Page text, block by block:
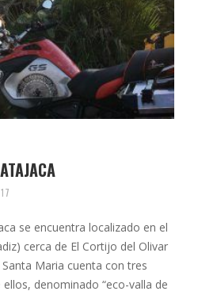
se encuentra localizado en el
cerca de El Cortijo del Olivar
Maria cuenta con tres
denominado “eco-valla de